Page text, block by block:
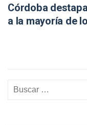
Córdoba
a la mayoría de